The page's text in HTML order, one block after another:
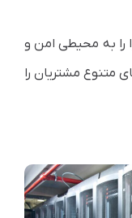
را به محیطی امن و
متنوع مشتریان را